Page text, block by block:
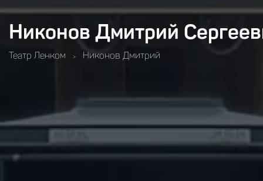
Никонов Дмитрий
Театр Ленком > Никонов Дмитрий